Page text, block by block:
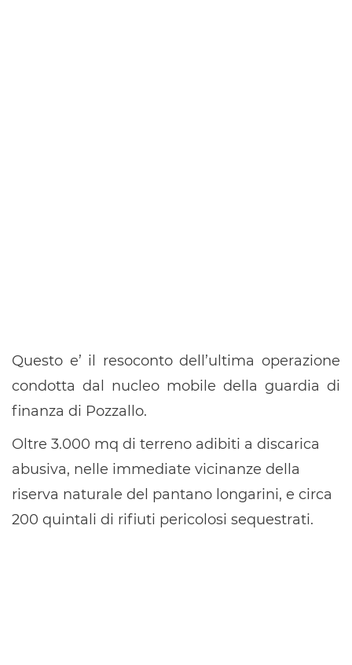
Questo e’ il resoconto dell’ultima operazione
condotta dal nucleo mobile della guardia di
finanza di Pozzallo.
Oltre 3.000 mq di terreno adibiti a discarica
abusiva, nelle immediate vicinanze della
riserva naturale del pantano longarini, e circa
200 quintali di rifiuti pericolosi sequestrati.